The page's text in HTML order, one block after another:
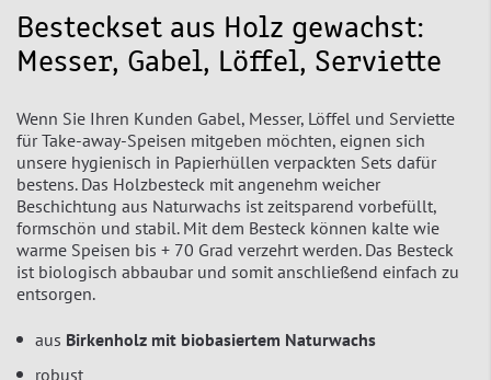
Besteckset aus Holz gewachst:
Messer, Gabel, Löffel, Serviette
Wenn Sie Ihren Kunden Gabel, Messer, Löffel und Serviette
für Take-away-Speisen mitgeben möchten, eignen sich
unsere hygienisch in Papierhüllen verpackten Sets dafür
bestens. Das Holzbesteck mit angenehm weicher
Beschichtung aus Naturwachs ist zeitsparend vorbefüllt,
formschön und stabil. Mit dem Besteck können kalte wie
warme Speisen bis + 70 Grad verzehrt werden. Das Besteck
ist biologisch abbaubar und somit anschließend einfach zu
entsorgen.
aus Birkenholz mit biobasiertem Naturwachs
robust